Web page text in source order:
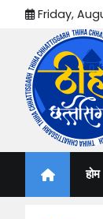
content
Friday,
होम